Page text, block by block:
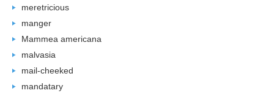
meretricious
manger
Mammea americana
malvasia
mail-cheeked
mandatary